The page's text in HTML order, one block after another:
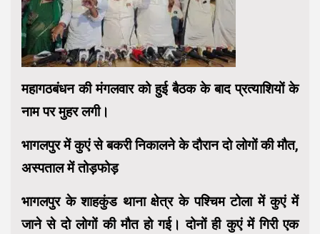
महागठबंधन की मंगलवार को हुई बैठक के बाद प्रत्याशियों के
नाम पर मुहर लगी।
भागलपुर में कुएं से बकरी निकालने के दौरान दो लोगों की मौत,
अस्पताल में तोड़फोड़
भागलपुर के शाहकुंड थाना क्षेत्र के पश्चिम टोला में कुएं में
जाने से दो लोगों की मौत हो गई। दोनों ही कुएं में गिरी एक